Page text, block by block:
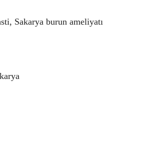
Sakarya burun ameliyatı